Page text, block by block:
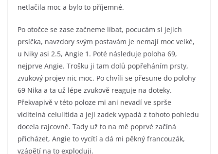
netlačila moc a bylo to příjemné.
Po otočce se zase začneme líbat, pocucám si jejich
prsíčka, navzdory svým postavám je nemají moc velké,
u Niky asi 2.5, Angie 1. Poté následuje poloha 69,
nejprve Angie. Trošku ji tam dolů popřeháním prsty,
zvukový projev nic moc. Po chvíli se přesune do polohy
69 Nika a ta už lépe zvukově reaguje na doteky.
Překvapivě v této poloze mi ani nevadí ve sprše
viditelná celulitida a její zadek vypadá z tohoto pohledu
docela rajcovně. Tady už to na mě poprvé začíná
přicházet, Angie to vycítí a dá mi pěkný francouzák,
vzápětí na to exploduji.